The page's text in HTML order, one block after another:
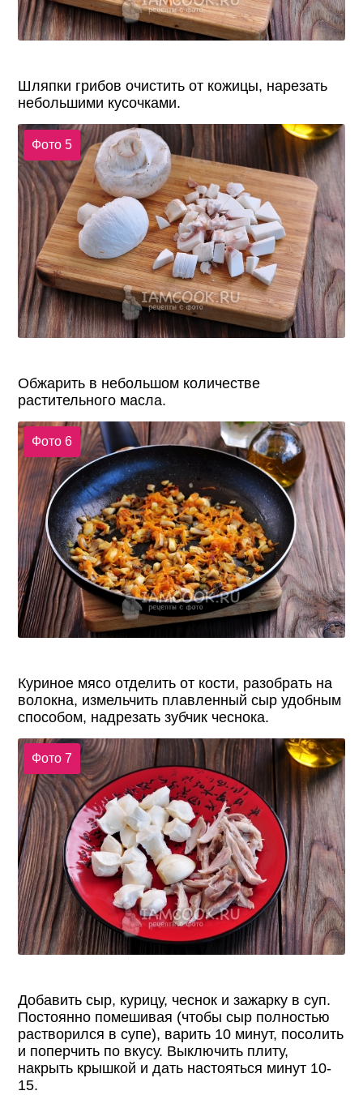
Шляпки грибов очистить от кожицы, нарезать
небольшими кусочками.
Фото 5
Обжарить в небольшом количестве
растительного масла.
Фото 6
Куриное мясо отделить от кости, разобрать на
волокна, измельчить плавленный сыр удобным
способом, надрезать зубчик чеснока.
Фото 7
Добавить сыр, курицу, чеснок и зажарку в суп.
Постоянно помешивая (чтобы сыр полностью
растворился в супе), варить 10 минут, посолить
и поперчить по вкусу. Выключить плиту,
накрыть крышкой и дать настояться минут 10-
15.